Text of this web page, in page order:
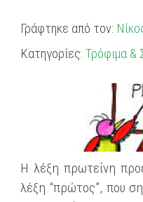
Γράφτηκε από τον:
Κατηγορίες:Τρόφιμα &
Η λέξη πρωτεΐνη
λέξη “πρώτος”, που